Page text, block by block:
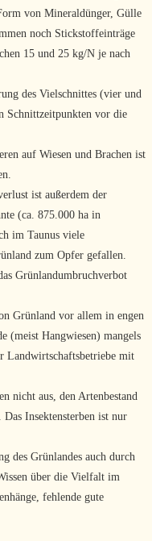
von Mineraldünger, Gülle
noch Stickstoffeinträge
15 und 25 kg/N je nach
des Vielschnittes (vier und
Schnittzeitpunkten vor die
auf Wiesen und Brachen ist
ist außerdem der
(ca. 875.000 ha in
im Taunus viele
zum Opfer gefallen.
Grünlandumbruchverbot
Grünland vor allem in engen
(meist Hangwiesen) mangels
Landwirtschaftsbetriebe mit
nicht aus, den Artenbestand
Insektensterben ist nur
des Grünlandes auch durch
über die Vielfalt im
fehlende gute